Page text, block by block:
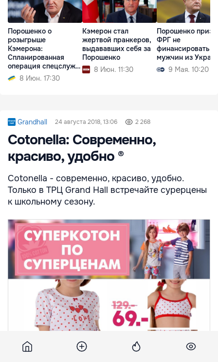
Порошенко о
розыгрыше
Кэмерона:
Спланированная
операция спецслужб
РФ 8 Июн. 17:30
Кэмерон стал
жертвой пранкеров,
выдававших себя за
Порошенко
8 Июн. 11:30
Порошенко
ФРГ не
финансировать
мужчин из
9 Мая. 10:20
Grandhall 24 августа 2018, 13:06 2 268
Cotonella: Современно,
красиво, удобно ®
Cotonella - cовременно, красиво, удобно.
Только в ТРЦ Grand Hall встречайте сурерцены
к школьному сезону.